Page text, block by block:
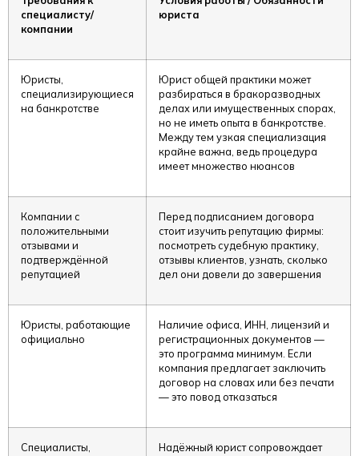
специалисту/
компании
юриста
Юристы,
специализирующиеся
на банкротстве
Юрист общей практики может
разбираться в бракоразводных
делах или имущественных спорах,
но не иметь опыта в банкротстве.
Между тем узкая специализация
крайне важна, ведь процедура
имеет множество нюансов
Компании с
положительными
отзывами и
подтверждённой
репутацией
Перед подписанием договора
стоит изучить репутацию фирмы:
посмотреть судебную практику,
отзывы клиентов, узнать, сколько
дел они довели до завершения
Юристы, работающие
официально
Наличие офиса, ИНН, лицензий и
регистрационных документов —
это программа минимум. Если
компания предлагает заключить
договор на словах или без печати
— это повод отказаться
Специалисты,
Надёжный юрист сопровождает